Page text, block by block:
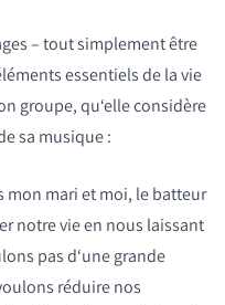
– tout simplement être
essentiels de la vie
groupe, qu‘elle considère
sa musique :
mon mari et moi, le batteur
notre vie en nous laissant
pas d‘une grande
réduire nos